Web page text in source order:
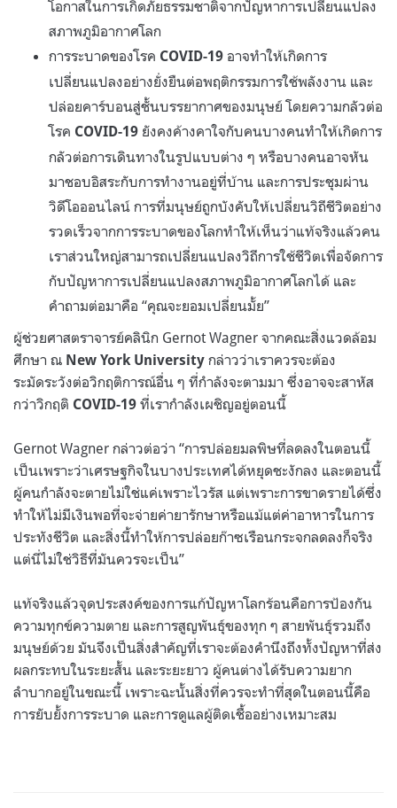
โอกาสในการเกิดภัยธรรมชาติจากปัญหาการเปลี่ยนแปลง
สภาพภูมิอากาศโลก
การระบาดของโรค COVID-19 อาจทำให้เกิดการ
เปลี่ยนแปลงอย่างยั่งยืนต่อพฤติกรรมการใช้พลังงาน และ
ปล่อยคาร์บอนสู่ชั้นบรรยากาศของมนุษย์ โดยความกลัวต่อ
โรค COVID-19 ยังคงค้างคาใจกับคนบางคนทำให้เกิดการ
กลัวต่อการเดินทางในรูปแบบต่าง ๆ หรือบางคนอาจหัน
มาชอบอิสระกับการทำงานอยู่ที่บ้าน และการประชุมผ่าน
วิดีโอออนไลน์ การที่มนุษย์ถูกบังคับให้เปลี่ยนวิถีชีวิตอย่าง
รวดเร็วจากการระบาดของโลกทำให้เห็นว่าแท้จริงแล้วคน
เราส่วนใหญ่สามารถเปลี่ยนแปลงวิถีการใช้ชีวิตเพื่อจัดการ
กับปัญหาการเปลี่ยนแปลงสภาพภูมิอากาศโลกได้ และ
คำถามต่อมาคือ “คุณจะยอมเปลี่ยนมั้ย”
ผู้ช่วยศาสตราจารย์คลินิก Gernot Wagner จากคณะสิ่งแวดล้อม
ศึกษา ณ New York University กล่าวว่าเราควรจะต้อง
ระมัดระวังต่อวิกฤติการณ์อื่น ๆ ที่กำลังจะตามมา ซึ่งอาจจะสาหัส
กว่าวิกฤติ COVID-19 ที่เรากำลังเผชิญอยู่ตอนนี้
Gernot Wagner กล่าวต่อว่า “การปล่อยมลพิษที่ลดลงในตอนนี้
เป็นเพราะว่าเศรษฐกิจในบางประเทศได้หยุดชะงักลง และตอนนี้
ผู้คนกำลังจะตายไม่ใช่แค่เพราะไวรัส แต่เพราะการขาดรายได้ซึ่ง
ทำให้ไม่มีเงินพอที่จะจ่ายค่ายารักษาหรือแม้แต่ค่าอาหารในการ
ประทังชีวิต และสิ่งนี้ทำให้การปล่อยก๊าซเรือนกระจกลดลงก็จริง
แต่นี่ไม่ใช่วิธีที่มันควรจะเป็น”
แท้จริงแล้วจุดประสงค์ของการแก้ปัญหาโลกร้อนคือการป้องกัน
ความทุกข์ความตาย และการสูญพันธุ์ของทุก ๆ สายพันธุ์รวมถึง
มนุษย์ด้วย มันจึงเป็นสิ่งสำคัญที่เราจะต้องคำนึงถึงทั้งปัญหาที่ส่ง
ผลกระทบในระยะสั้น และระยะยาว ผู้คนต่างได้รับความยาก
ลำบากอยู่ในขณะนี้ เพราะฉะนั้นสิ่งที่ควรจะทำที่สุดในตอนนี้คือ
การยับยั้งการระบาด และการดูแลผู้ติดเชื้ออย่างเหมาะสม